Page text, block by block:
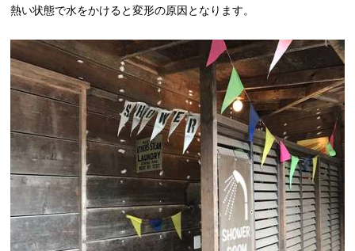
熱い状態で水をかけると変形の原因となります。